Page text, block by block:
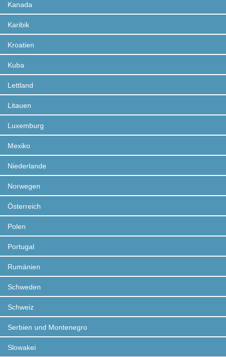
Kanada
Karibik
Kroatien
Kuba
Lettland
Litauen
Luxemburg
Mexiko
Niederlande
Norwegen
Österreich
Polen
Portugal
Rumänien
Schweden
Schweiz
Serbien und Montenegro
Slowakei